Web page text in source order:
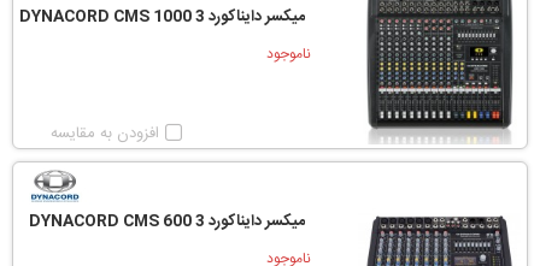
میکسر دایناکورد DYNACORD CMS 1000 3
ناموجود
افزودن به مقایسه
میکسر دایناکورد DYNACORD CMS 600 3
ناموجود